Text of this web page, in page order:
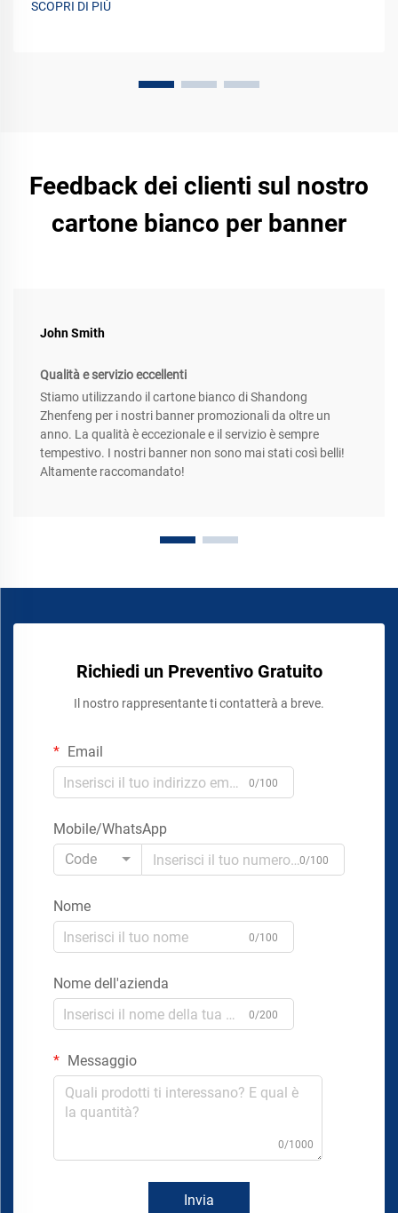
SCOPRI DI PIÙ
Feedback dei clienti sul nostro
cartone bianco per banner
John Smith
Qualità e servizio eccellenti
Stiamo utilizzando il cartone bianco di Shandong
Zhenfeng per i nostri banner promozionali da oltre un
anno. La qualità è eccezionale e il servizio è sempre
tempestivo. I nostri banner non sono mai stati così belli!
Altamente raccomandato!
Richiedi un Preventivo Gratuito
Il nostro rappresentante ti contatterà a breve.
Email
0/100
Mobile/WhatsApp
Code
0/100
Nome
0/100
Nome dell'azienda
0/200
Messaggio
0/1000
Invia